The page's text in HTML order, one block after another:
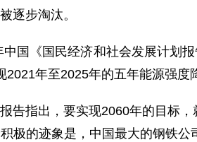
逐步淘汰。
国《国民经济和社会发展计划
年至2025年的五年能源强度
告指出，要实现2060年的目标
极的迹象是，中国最大的钢铁